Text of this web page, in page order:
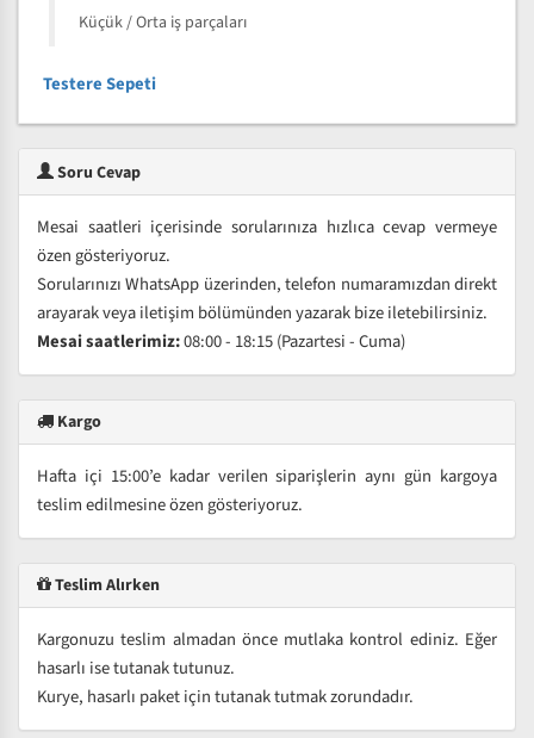
Küçük / Orta iş parçaları
Testere Sepeti
Soru Cevap
Mesai saatleri içerisinde sorularınıza hızlıca cevap vermeye
özen gösteriyoruz.
Sorularınızı WhatsApp üzerinden, telefon numaramızdan direkt
arayarak veya iletişim bölümünden yazarak bize iletebilirsiniz.
Mesai saatlerimiz:08:00 - 18:15 (Pazartesi - Cuma)
Kargo
Hafta içi 15:00’e kadar verilen siparişlerin aynı gün kargoya
teslim edilmesine özen gösteriyoruz.
Teslim Alırken
Kargonuzu teslim almadan önce mutlaka kontrol ediniz. Eğer
hasarlı ise tutanak tutunuz.
Kurye, hasarlı paket için tutanak tutmak zorundadır.